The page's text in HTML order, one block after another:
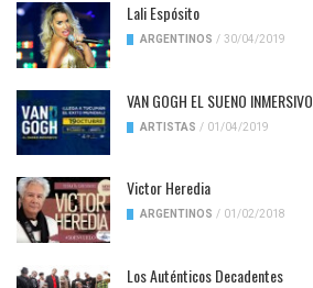
Lali Espósito
ARGENTINOS / 30/04/2019
VAN GOGH EL SUENO INMERSIVO
ARTISTAS / 01/04/2019
Victor Heredia
ARGENTINOS / 01/02/2018
Los Auténticos Decadentes